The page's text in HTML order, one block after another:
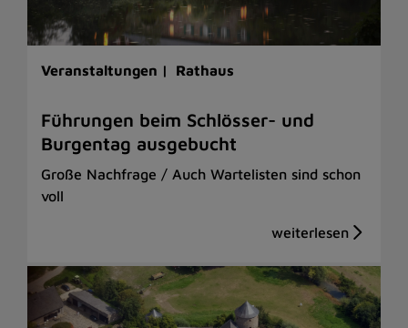
Veranstaltungen | Rathaus
Führungen beim Schlösser- und
Burgentag ausgebucht
Große Nachfrage / Auch Wartelisten sind schon
voll